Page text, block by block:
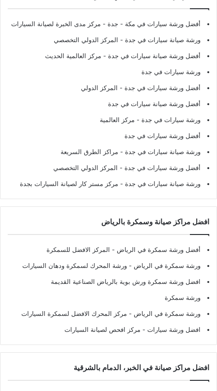
أفضل ورشة سيارات في مكة - جدة - مركز مدى الخبرة لصيانة السيارات
ورشة صيانة سيارات في جدة - المركز الدولي التخصصي
أفضل ورشة صيانة سيارات في جدة - مركز العالمية الحديث
ورشة سيارات في جدة
أفضل ورشة سيارات في جدة - المركز الدولي
أفضل ورشة صيانة سيارات في جدة
ورشة سيارات في جدة - مركز العالمية
أفضل ورشة سيارات في جدة
ورشة صيانة سيارات في جدة - مراكز الطرق السريعة
أفضل ورشة سيارات في جدة - المركز الدولي التخصصي
ورشة صيانة سيارات في جدة - مركز مستر كار لصيانة السيارات بجدة
افضل مراكز صيانة وسمكرة بالرياض
أفضل ورشة سمكرة في الرياض - المركز الافضل للسمكرة
ورشة سمكرة في الرياض - ورشة المحرك لسمكرة ودهان السيارات
افضل ورشة سمكرة ورش بوية بالرياض الصناعية القديمة
ورشة سمكرة
ورشة سمكرة في الرياض - مركز المحرك الافضل لسمكرة السيارات
افضل ورشة سيارات - مركز افحص لصيانة السيارات
افضل مراكز صيانة في الخبر، الدمام بالشرقية